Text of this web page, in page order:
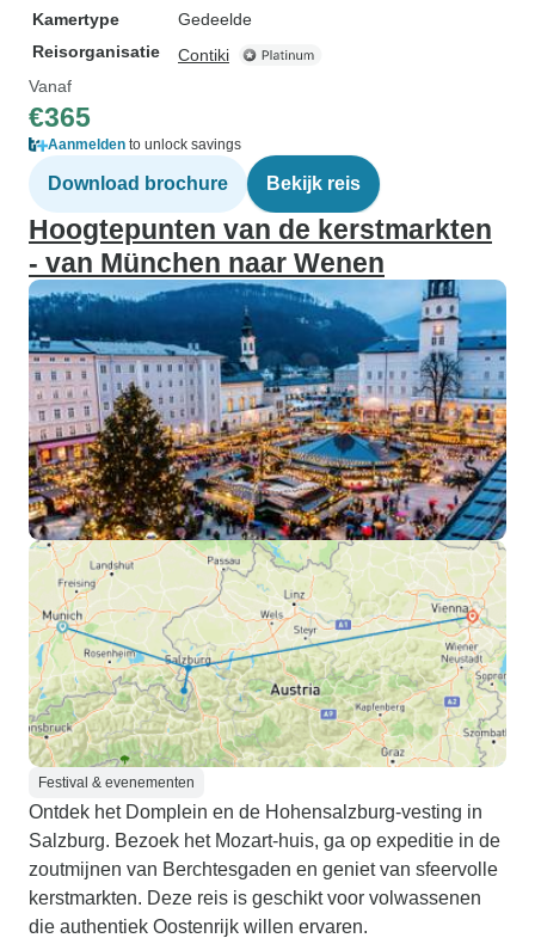
Kamertype
Gedeelde
Reisorganisatie
Contiki
Vanaf
€365
Aanmelden to unlock savings
Download brochure Bekijk reis
Hoogtepunten van de kerstmarkten
- van München naar Wenen
Festival & evenementen
Ontdek het Domplein en de Hohensalzburg-vesting in
Salzburg. Bezoek het Mozart-huis, ga op expeditie in de
zoutmijnen van Berchtesgaden en geniet van sfeervolle
kerstmarkten. Deze reis is geschikt voor volwassenen
die authentiek Oostenrijk willen ervaren.